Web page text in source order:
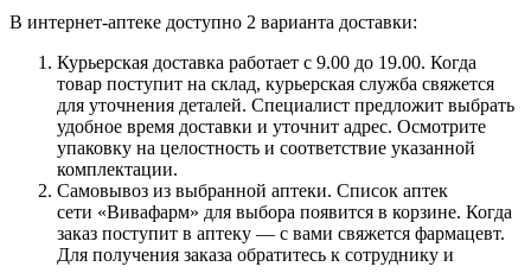
В интернет-аптеке доступно 2 варианта доставки:
Курьерская доставка работает с 9.00 до 19.00. Когда
товар поступит на склад, курьерская служба свяжется
для уточнения деталей. Специалист предложит выбрать
удобное время доставки и уточнит адрес. Осмотрите
упаковку на целостность и соответствие указанной
комплектации.
Самовывоз из выбранной аптеки. Список аптек
сети «Вивафарм» для выбора появится в корзине. Когда
заказ поступит в аптеку — с вами свяжется фармацевт.
Для получения заказа обратитесь к сотруднику и